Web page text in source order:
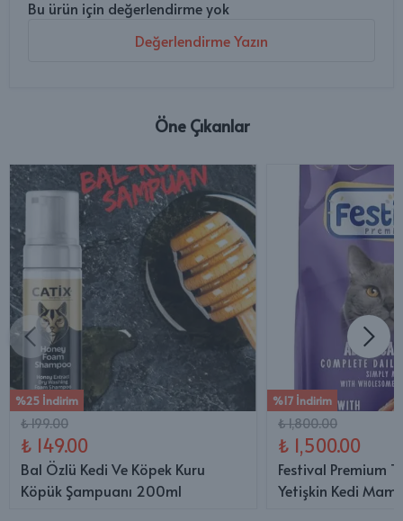
Bu ürün için değerlendirme yok
Değerlendirme Yazın
Öne Çıkanlar
%25 İndirim
₺ 199.00
₺ 149.00
Bal Özlü Kedi Ve Köpek Kuru
Köpük Şampuanı 200ml
%17 İndirim
₺ 1,800.00
₺ 1,500.00
Festival Premium
Yetişkin Kedi